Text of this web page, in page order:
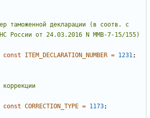
const ITEM_DECLARATION_NUMBER = 1231;
const CORRECTION_TYPE = 1173;